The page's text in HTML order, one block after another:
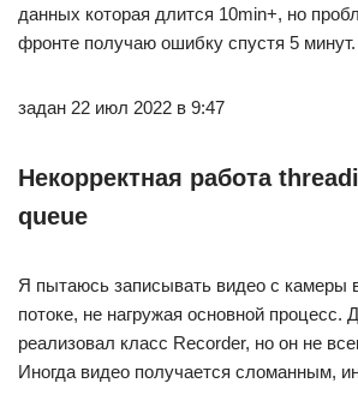
данных которая длится 10min+, но
фронте получаю ошибку спустя 5 минут.
задан 22 июл 2022 в 9:47
Некорректная работа
queue
Я пытаюсь записывать видео с камеры
потоке, не нагружая основной процесс.
реализовал класс Recorder, но он не
Иногда видео получается сломанным,